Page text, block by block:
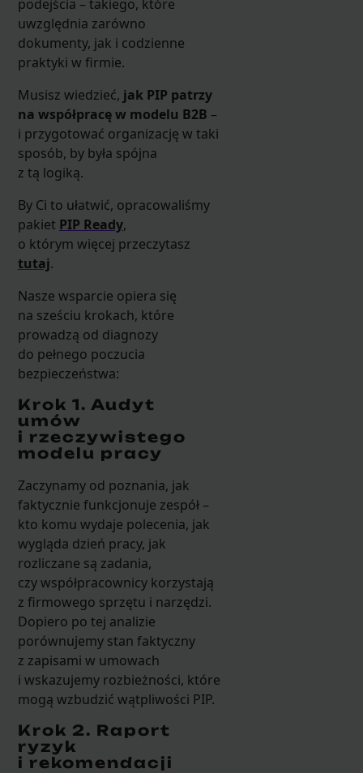
podejścia – takiego, które
uwzględnia zarówno
dokumenty, jak i codzienne
praktyki w firmie.
Musisz wiedzieć, jak PIP patrzy
na współpracę w modelu B2B –
i przygotować organizację w taki
sposób, by była spójna
z tą logiką.
By Ci to ułatwić, opracowaliśmy
pakiet PIP Ready,
o którym więcej przeczytasz
tutaj.
Nasze wsparcie opiera się
na sześciu krokach, które
prowadzą od diagnozy
do pełnego poczucia
bezpieczeństwa:
Krok 1. Audyt
umów
i rzeczywistego
modelu pracy
Zaczynamy od poznania, jak
faktycznie funkcjonuje zespół –
kto komu wydaje polecenia, jak
wygląda dzień pracy, jak
rozliczane są zadania,
czy współpracownicy korzystają
z firmowego sprzętu i narzędzi.
Dopiero po tej analizie
porównujemy stan faktyczny
z zapisami w umowach
i wskazujemy rozbieżności, które
mogą wzbudzić wątpliwości PIP.
Krok 2. Raport
ryzyk
i rekomendacji